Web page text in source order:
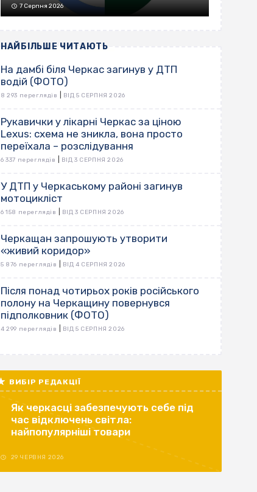
7 Серпня 2026
НАЙБІЛЬШЕ ЧИТАЮТЬ
На дамбі біля Черкас загинув у ДТП
водій (ФОТО)
8 293 переглядів ВІД 5 СЕРПНЯ 2026
Рукавички у лікарні Черкас за ціною
Lexus: схема не зникла, вона просто
переїхала – розслідування
6 337 переглядів ВІД 3 СЕРПНЯ 2026
У ДТП у Черкаському районі загинув
мотоцикліст
6 158 переглядів ВІД 3 СЕРПНЯ 2026
Черкащан запрошують утворити
«живий коридор»
5 876 переглядів ВІД 4 СЕРПНЯ 2026
Після понад чотирьох років російського
полону на Черкащину повернувся
підполковник (ФОТО)
4 299 переглядів ВІД 5 СЕРПНЯ 2026
ВИБІР РЕДАКЦІЇ
Як черкасці забезпечують себе під
час відключень світла:
найпопулярніші товари
29 ЧЕРВНЯ 2026